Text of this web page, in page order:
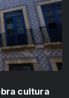
cultura